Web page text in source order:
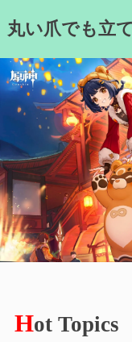
to丸い爪でも立
Hot Topics